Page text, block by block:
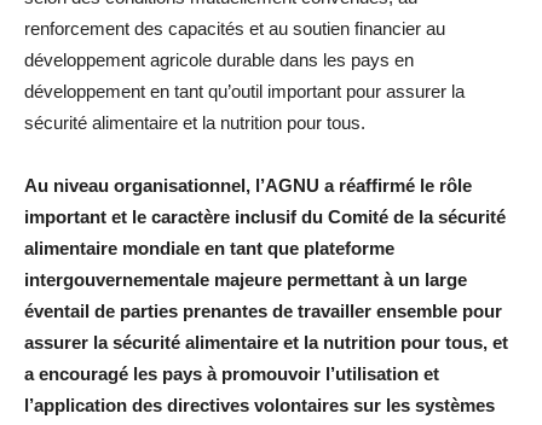
renforcement des capacités et au soutien financier au
développement agricole durable dans les pays en
développement en tant qu’outil important pour assurer la
sécurité alimentaire et la nutrition pour tous.
Au niveau organisationnel, l’AGNU a réaffirmé le rôle
important et le caractère inclusif du Comité de la sécurité
alimentaire mondiale en tant que plateforme
intergouvernementale majeure permettant à un large
éventail de parties prenantes de travailler ensemble pour
assurer la sécurité alimentaire et la nutrition pour tous, et
a encouragé les pays à promouvoir l’utilisation et
l’application des directives volontaires sur les systèmes